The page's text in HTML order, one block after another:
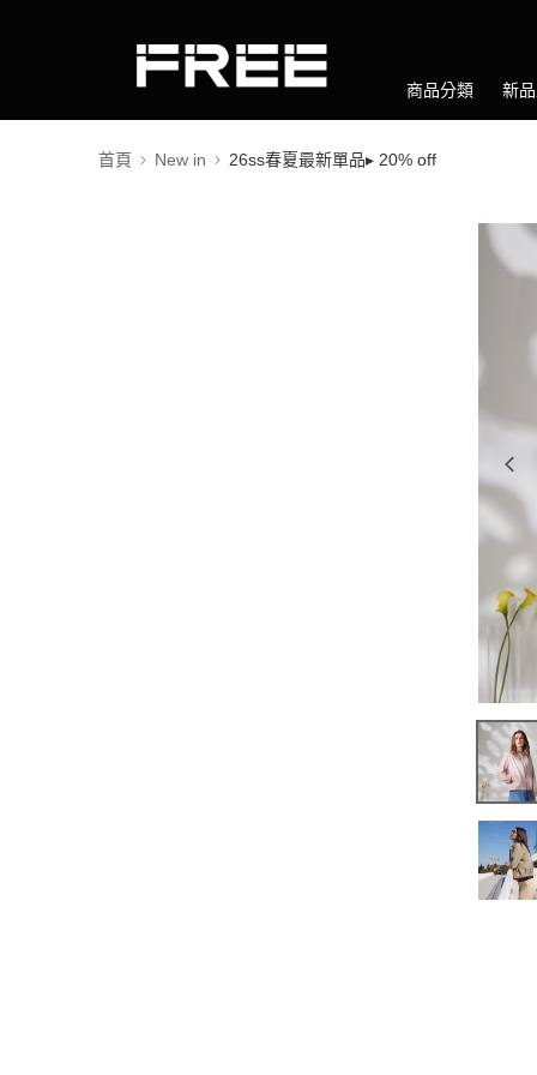
商品分類 新
首頁 New in 26ss春夏最新單品▸ 20% off